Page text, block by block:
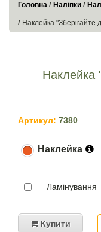
Головна Наліпки
Наклейка "Зберігайте
Наклейка
Артикул: 7380
Наклейка
Ламінування
Купити